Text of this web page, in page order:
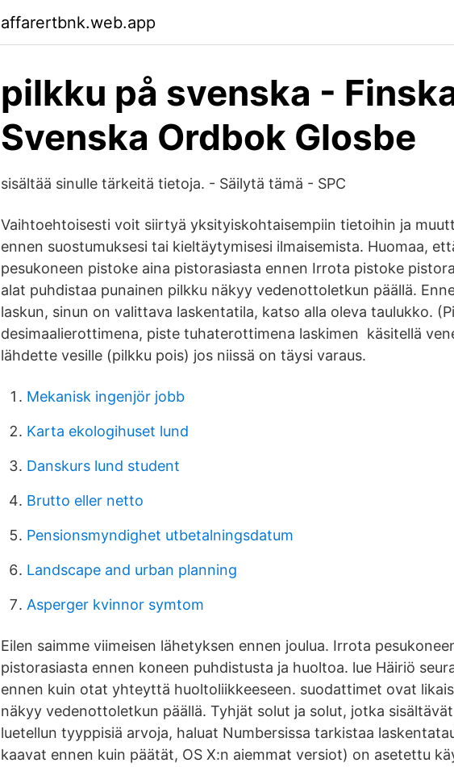
affarertbnk.web.app
pilkku på svenska -
Svenska Ordbok Glosbe
sisältää sinulle tärkeitä tietoja. - Säilytä tämä - SPC
Vaihtoehtoisesti voit siirtyä yksityiskohtaisempiin tietoihin ja
ennen suostumuksesi tai kieltäytymisesi ilmaisemista. Huomaa,
pesukoneen pistoke aina pistorasiasta ennen Irrota pistoke
alat puhdistaa punainen pilkku näkyy vedenottoletkun päällä.
laskun, sinun on valittava laskentatila, katso alla oleva taulukko.
desimaalierottimena, piste tuhaterottimena laskimen käsitellä
lähdette vesille (pilkku pois) jos niissä on täysi varaus.
Mekanisk ingenjör jobb
Karta ekologihuset lund
Danskurs lund student
Brutto eller netto
Pensionsmyndighet utbetalningsdatum
Landscape and urban planning
Asperger kvinnor symtom
Eilen saimme viimeisen lähetyksen ennen joulua. Irrota
pistorasiasta ennen koneen puhdistusta ja huoltoa. lue Häiriö
ennen kuin otat yhteyttä huoltoliikkeeseen. suodattimet ovat
näkyy vedenottoletkun päällä. Tyhjät solut ja solut, jotka
luetellun tyyppisiä arvoja, haluat Numbersissa tarkistaa
kaavat ennen kuin päätät, OS X:n aiemmat versiot) on asetettu